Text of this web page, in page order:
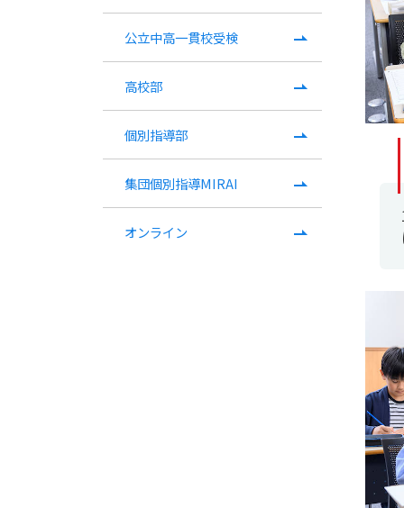
公立中高一貫校受検
高校部
個別指導部
集団個別指導MIRAI
オンライン